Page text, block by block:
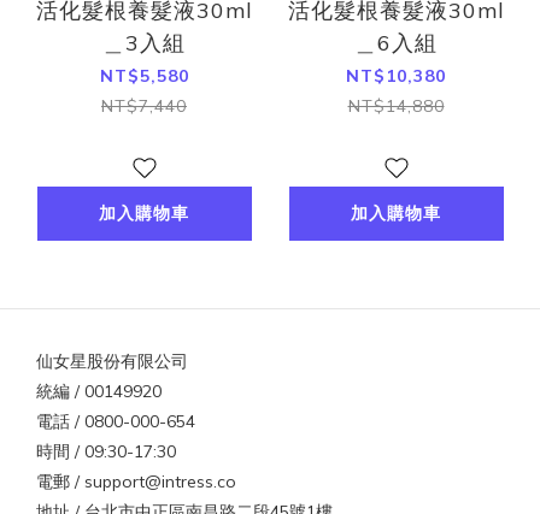
活化髮根養髮液30ml
＿3入組
NT$5,580
NT$7,440
加入購物車
活化髮根養髮液30ml
＿6入組
NT$10,380
NT$14,880
加入購物車
仙女星股份有限公司
統編 / 00149920
電話 / 0800-000-654
時間 / 09:30-17:30
電郵 / support@intress.co